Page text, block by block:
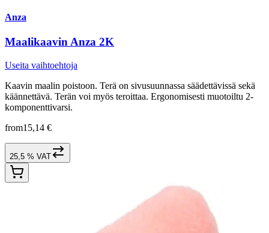
Anza
Maalikaavin Anza 2K
Useita vaihtoehtoja
Kaavin maalin poistoon. Terä on sivusuunnassa säädettävissä sekä
käännettävä. Terän voi myös teroittaa. Ergonomisesti muotoiltu 2-
komponenttivarsi.
from15,14 €
25,5 % VAT